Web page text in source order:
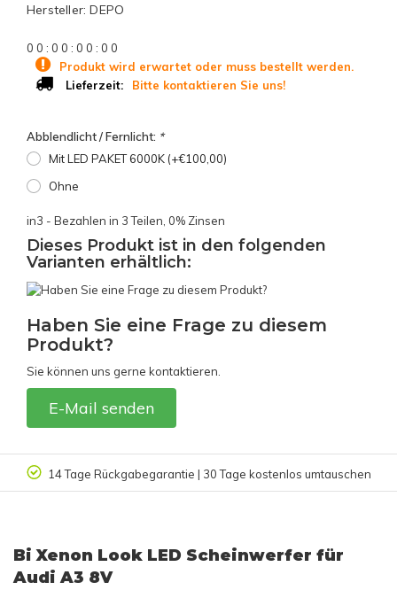
Hersteller: DEPO
0 0 : 0 0 : 0 0 : 0 0
Produkt wird erwartet oder muss bestellt werden.
Lieferzeit:
Bitte kontaktieren Sie uns!
Abblendlicht / Fernlicht: *
Mit LED PAKET 6000K (+€100,00)
Ohne
in3 - Bezahlen in 3 Teilen, 0% Zinsen
Dieses Produkt ist in den folgenden
Varianten erhältlich:
Haben Sie eine Frage zu diesem
Produkt?
Sie können uns gerne kontaktieren.
E-Mail senden
Kundenbewertung 9.4/10
Bi Xenon Look LED Scheinwerfer für
Audi A3 8V